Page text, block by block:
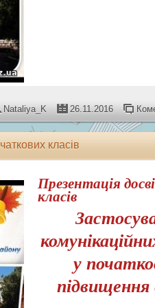
Nataliya_K 26.11.2016
класів
Презентація
класів
у